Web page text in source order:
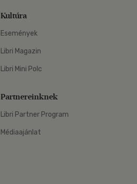
Kultúra
Események
Libri Magazin
Libri Mini Polc
Partnereinknek
Libri Partner Program
Médiaajánlat